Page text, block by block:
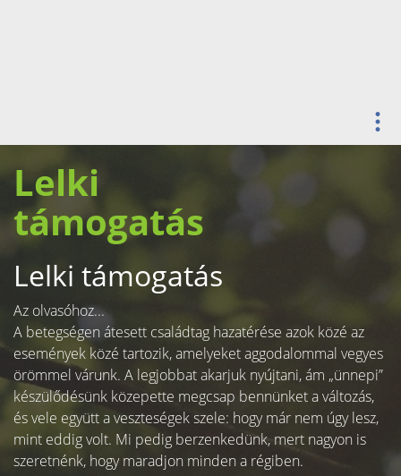
Lelki
támogatás
Lelki támogatás
Az olvasóhoz...
A betegségen átesett családtag hazatérése azok közé az
események közé tartozik, amelyeket aggodalommal vegyes
örömmel várunk. A legjobbat akarjuk nyújtani, ám „ünnepi”
készülődésünk közepette megcsap bennünket a változás,
és vele együtt a veszteségek szele: hogy már nem úgy lesz,
mint eddig volt. Mi pedig berzenkedünk, mert nagyon is
szeretnénk, hogy maradjon minden a régiben.